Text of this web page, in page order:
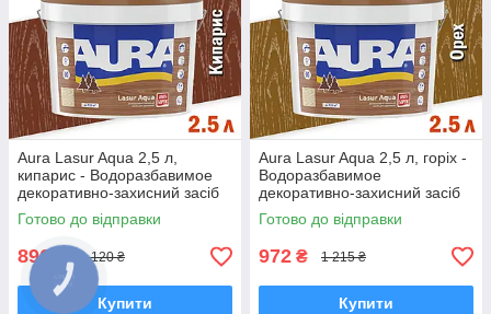
Aura Lasur Aqua 2,5 л,
кипарис - Водоразбавимое
декоративно-захисний засіб
для дерев'яних поверхонь
Готово до відправки
896 1 120 ₴
Купити
Aura Lasur Aqua 2,5 л, горіх -
Водоразбавимое
декоративно-захисний засіб
для дерев'яних поверхонь
Готово до відправки
972 ₴ 1 215 ₴
Купити